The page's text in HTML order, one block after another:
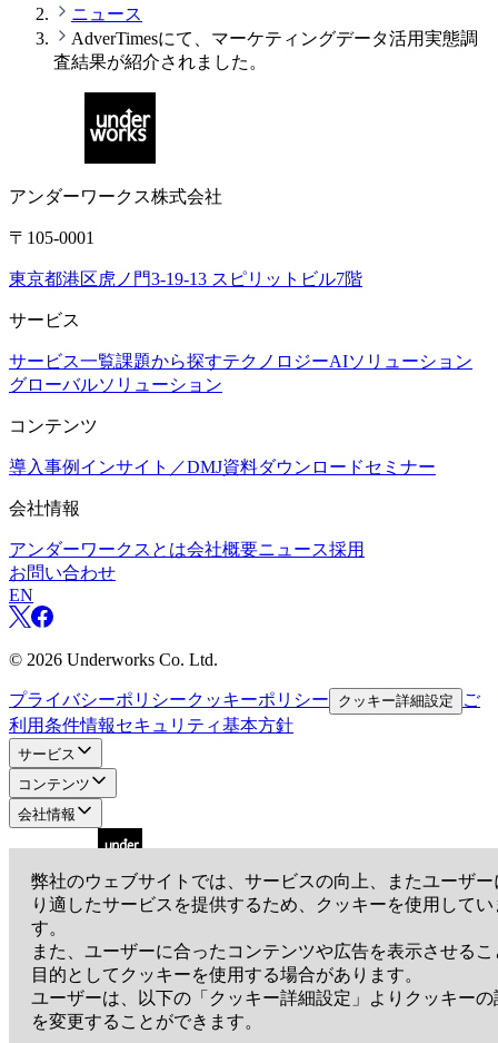
ニュース
AdverTimesにて、マーケティングデータ活用実態調
査結果が紹介されました。
アンダーワークス株式会社
〒105-0001
東京都港区虎ノ門3-19-13 スピリットビル7階
サービス
サービス一覧課題から探すテクノロジーAIソリューション
グローバルソリューション
コンテンツ
導入事例 インサイト／DMJ資料ダウンロードセミナー
会社情報
アンダーワークスとは会社概要ニュース採用
お問い合わせ
EN
© 2026 Underworks Co. Ltd.
プライバシーポリシークッキーポリシー クッキー詳細設定
ご
利用条件情報セキュリティ基本方針
サービス
コンテンツ
会社情報
アンダーワークス株式会社
〒105-0001 東京都港区虎ノ門3-19-13 スピリットビル7階
弊社のウェブサイトでは、サービスの向上、またユーザー
り適したサービスを提供するため、クッキーを使用してい
す。
また、ユーザーに合ったコンテンツや広告を表示させるこ
目的としてクッキーを使用する場合があります。
ユーザーは、以下の「クッキー詳細設定」よりクッキーの
を変更することができます。